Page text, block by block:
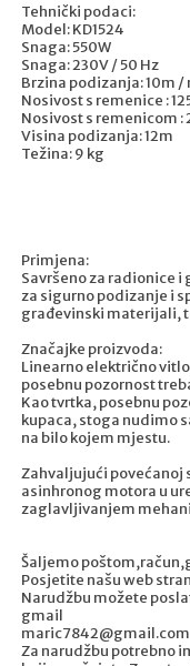
Tehnički podaci:
Model: KD1524
Snaga: 550W
Snaga: 230V / 50 Hz
Brzina podizanja: 10m
Nosivost s remenice :
Nosivost s remenicom :
Visina podizanja: 12m
Težina: 9 kg
Primjena:
Savršeno za radionice
za sigurno podizanje i
građevinski materijali,
Značajke proizvoda:
Linearno električno
posebnu pozornost
Kao tvrtka, posebnu
kupaca, stoga nudimo
na bilo kojem mjestu.
Zahvaljujući povećanoj
asinhronog motora u
zaglavljivanjem
Šaljemo
Posjetite našu web
Narudžbu možete
gmail
maric7842@gmail.com
Za narudžbu potrebno